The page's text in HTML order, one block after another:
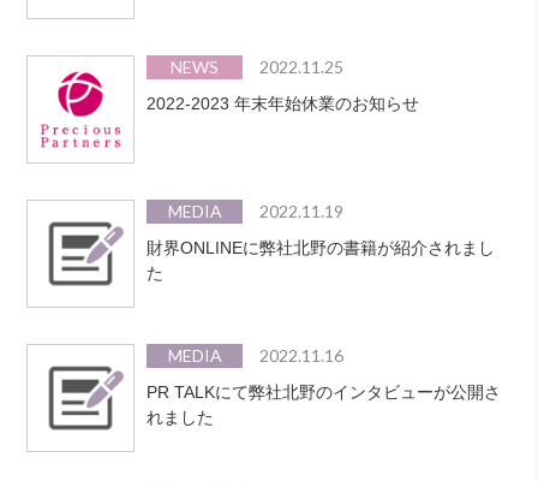
NEWS 2022.11.25
2022-2023 年末年始休業のお知らせ
MEDIA 2022.11.19
財界ONLINEに弊社北野の書籍が紹介されまし
た
MEDIA 2022.11.16
PR TALKにて弊社北野のインタビューが公開さ
れました